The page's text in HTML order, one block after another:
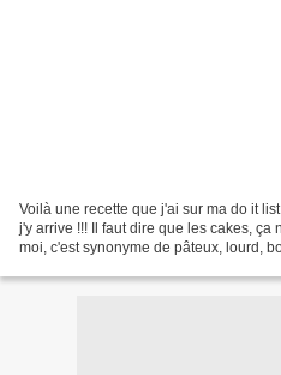
Voilà une recette que j'ai sur ma do it
j'y arrive !!! Il faut dire que les cakes, ça
moi, c'est synonyme de pâteux, lourd,